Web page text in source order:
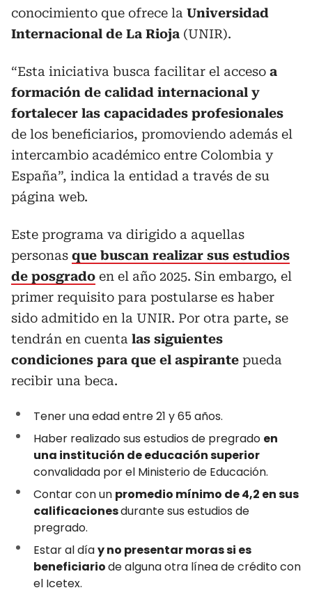
conocimiento que ofrece la Universidad
Internacional de La Rioja (UNIR).
“Esta iniciativa busca facilitar el acceso a
formación de calidad internacional y
fortalecer las capacidades profesionales
de los beneficiarios, promoviendo además el
intercambio académico entre Colombia y
España”, indica la entidad a través de su
página web.
Este programa va dirigido a aquellas
personas que buscan realizar sus estudios
de posgrado en el año 2025. Sin embargo, el
primer requisito para postularse es haber
sido admitido en la UNIR. Por otra parte, se
tendrán en cuenta las siguientes
condiciones para que el aspirante pueda
recibir una beca.
Tener una edad entre 21 y 65 años.
Haber realizado sus estudios de pregrado en
una institución de educación superior
convalidada por el Ministerio de Educación.
Contar con un promedio mínimo de 4,2 en sus
calificacionesdurante sus estudios de
pregrado.
Estar al díay no presentar moras si es
beneficiariode alguna otra línea de crédito con
el Icetex.